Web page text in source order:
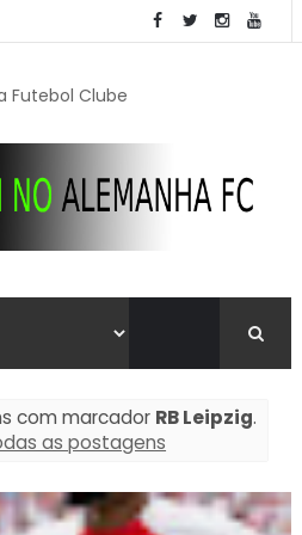
com marcador RB Leipzig.
as postagens